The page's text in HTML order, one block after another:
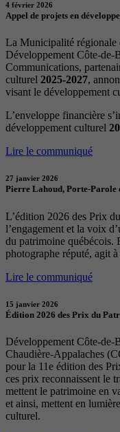
4 février 2026
Appel de projets en
La Municipalité régionale
Développement Côte-de-
Communications,
culturel 2025-2027,
visant le développement
L’enveloppe financière
développement culturel
Lire le communiqué
27 janvier 2026
Pierre Lahoud, Porte-Parole
L’édition 2026 des Prix
l’engagement et la voix
du patrimoine québécois.
photographe réputé, agit
Lire le communiqué
15 janvier 2026
Édition 2026 des Prix du
Développement Côte-de-
Chaudière-Appalaches
pour la 11e édition des
ces prix reconnaissent le
mettent le patrimoine en
et ainsi, mettent en
culturel.